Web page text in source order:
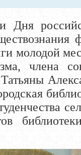
молодой
члена